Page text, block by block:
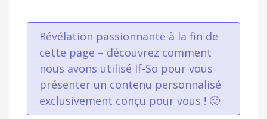
Révélation passionnante à la fin de
cette page – découvrez comment
nous avons utilisé If-So pour vous
présenter un contenu personnalisé
exclusivement conçu pour vous ! 🙂